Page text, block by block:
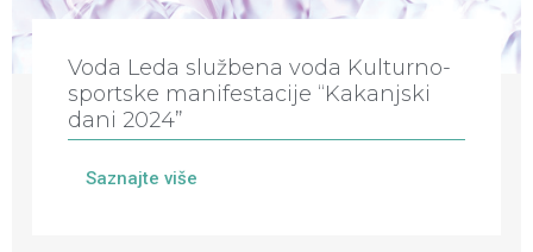
Voda Leda službena voda Kulturno-
sportske manifestacije “Kakanjski
dani 2024”
Saznajte više